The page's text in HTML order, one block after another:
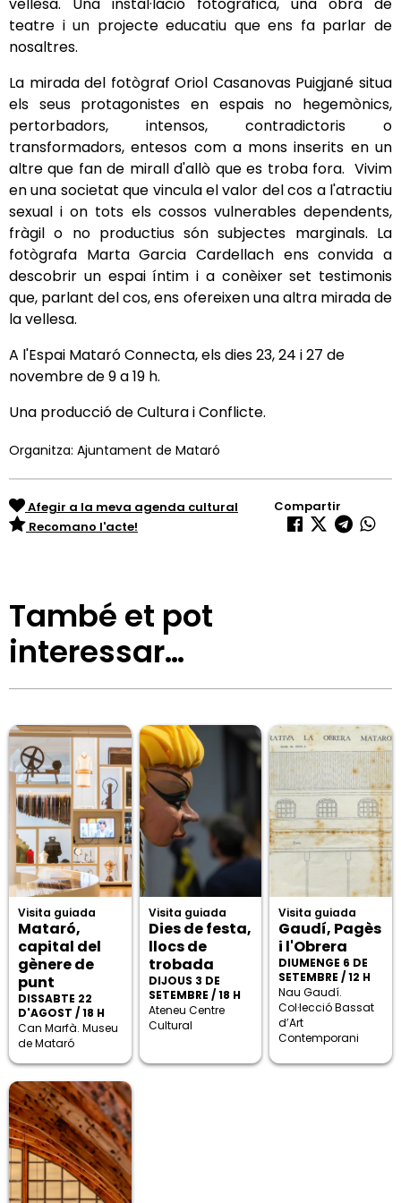
teatre i un projecte educatiu que ens fa parlar de
nosaltres.
La mirada del fotògraf Oriol Casanovas Puigjané situa
els seus protagonistes en espais no hegemònics,
pertorbadors, intensos, contradictoris o
transformadors, entesos com a mons inserits en un
altre que fan de mirall d'allò que es troba fora. Vivim
en una societat que vincula el valor del cos a l'atractiu
sexual i on tots els cossos vulnerables dependents,
fràgil o no productius són subjectes marginals. La
fotògrafa Marta Garcia Cardellach ens convida a
descobrir un espai íntim i a conèixer set testimonis
que, parlant del cos, ens ofereixen una altra mirada de
la vellesa.
A l'Espai Mataró Connecta, els dies 23, 24 i 27 de
novembre de 9 a 19 h.
Una producció de Cultura i Conflicte.
Organitza: Ajuntament de Mataró
Afegir a la meva agenda cultural
Recomano l'acte!
Compartir
També et pot
interessar…
Visita guiada
Mataró,
capital del
gènere de
punt
DISSABTE 22
D'AGOST / 18 H
Can Marfà. Museu
de Mataró
Visita guiada
Dies de festa,
llocs de
trobada
DIJOUS 3 DE
SETEMBRE / 18 H
Ateneu Centre
Cultural
Visita guiada
Gaudí, Pagès
i l'Obrera
DIUMENGE 6 DE
SETEMBRE / 12 H
Nau Gaudí.
Col·lecció Bassat
d’Art
Contemporani